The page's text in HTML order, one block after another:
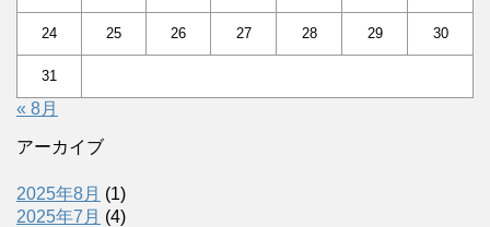
24 25 26 27 28 29 30
31
« 8月
アーカイブ
2025年8月 (1)
2025年7月 (4)